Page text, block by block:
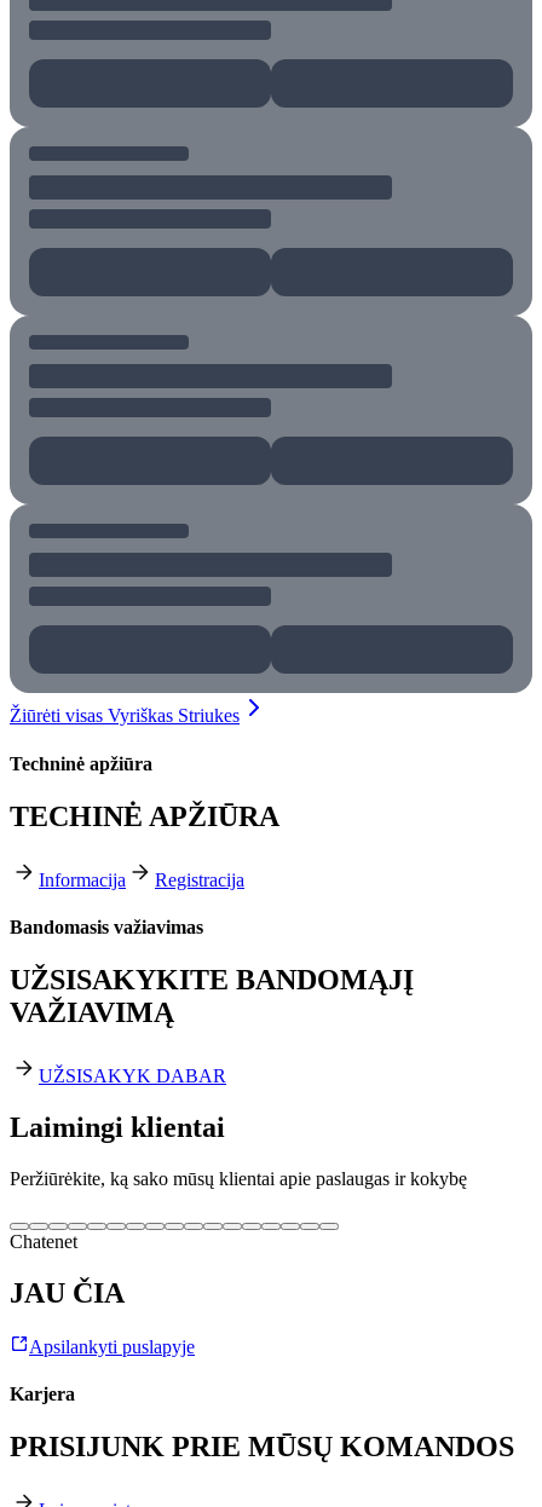
Žiūrėti visas Vyriškas Striukes
Techninė apžiūra
TECHINĖ APŽIŪRA
Informacija Registracija
Bandomasis važiavimas
UŽSISAKYKITE BANDOMĄJĮ
VAŽIAVIMĄ
UŽSISAKYK DABAR
Laimingi klientai
Peržiūrėkite, ką sako mūsų klientai apie paslaugas ir kokybę
Chatenet
JAU ČIA
Apsilankyti puslapyje
Karjera
PRISIJUNK PRIE MŪSŲ KOMANDOS